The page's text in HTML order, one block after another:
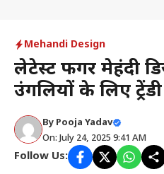
Mehandi Design
लेटेस्ट फिंगर मेहंदी
उंगलियों के लिए
By Pooja Yadav
On: July 24, 2025 9:41 AM
Follow Us: